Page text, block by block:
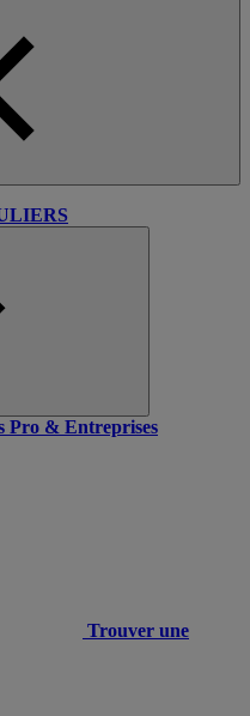
Pro & Entreprises
Trouver une